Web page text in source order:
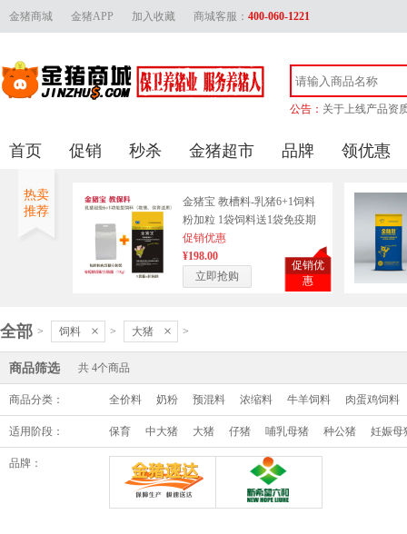
金猪商城 金猪APP 加入收藏 商城客服： 400-060-1221
公告： 关于上线产品资
金猪商城上线产
首页 促销 秒杀 金猪超市 品牌 领优惠
热卖
推荐
金猪宝 教槽料-乳猪6+1饲料
粉加粒 1袋饲料送1袋免疫期
奶粉（含在饲料大包装内）
（云南、新疆、青海、西
藏、广东广西等边远地区不
促销优惠
¥198.00
立即抢购
促销优
惠
全部 > 饲料 × > 大猪 × >
商品筛选 共 4个商品
商品分类： 全价料 奶粉 预混料 浓缩料 牛羊饲料 肉蛋鸡饲料
适用阶段： 保育 中大猪 大猪 仔猪 哺乳母猪 种公猪 妊娠母
品牌：
金猪速达体验店